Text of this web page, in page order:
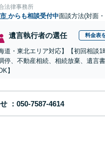
法律事務所
からも相談受付中面談方法(対面
遺言執行者の選任 料金表
海道・東北エリア対応】【初回相
停、不動産相続、相続放棄、遺言
】